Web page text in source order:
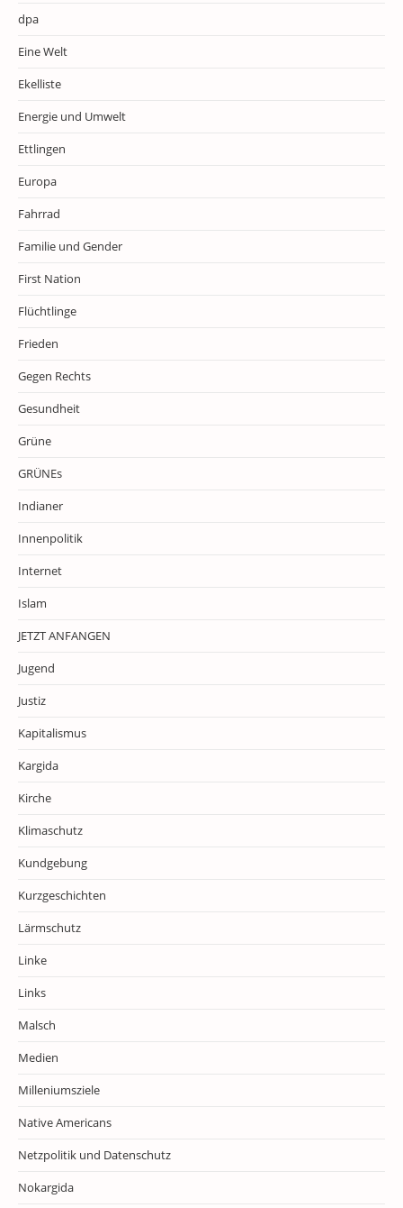
dpa
Eine Welt
Ekelliste
Energie und Umwelt
Ettlingen
Europa
Fahrrad
Familie und Gender
First Nation
Flüchtlinge
Frieden
Gegen Rechts
Gesundheit
Grüne
GRÜNEs
Indianer
Innenpolitik
Internet
Islam
JETZT ANFANGEN
Jugend
Justiz
Kapitalismus
Kargida
Kirche
Klimaschutz
Kundgebung
Kurzgeschichten
Lärmschutz
Linke
Links
Malsch
Medien
Milleniumsziele
Native Americans
Netzpolitik und Datenschutz
Nokargida